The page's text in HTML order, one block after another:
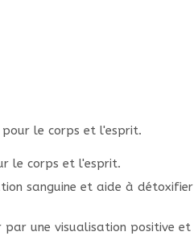
le corps et l'esprit.
le corps et l'esprit.
sanguine et aide à détoxifier
par une visualisation positive et